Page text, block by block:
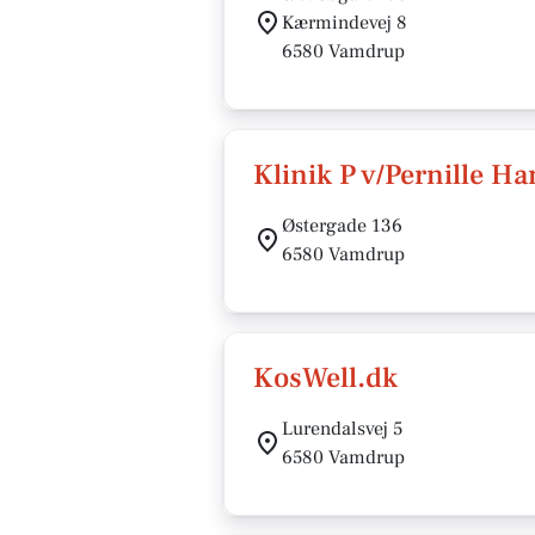
Kærmindevej 8
6580 Vamdrup
Klinik P v/Pernille
Østergade 136
6580 Vamdrup
KosWell.dk
Lurendalsvej 5
6580 Vamdrup